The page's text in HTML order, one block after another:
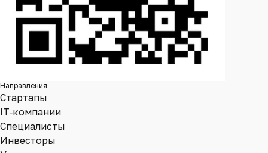
Направления
Стартапы
IT‑компании
Специалисты
Инвесторы